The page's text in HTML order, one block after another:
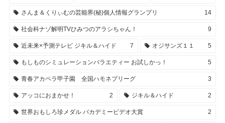
さんま＆くりぃむの芸能界(秘)個人情報グランプリ 14
社会科ナゾ解明TVひみつのアラシちゃん！ 9
近未来×予測テレビ ジキル＆ハイド 7 オジサンズ１１ 5
もしものシミュレーションバラエティー お試しかっ！ 5
青春アカペラ甲子園 全国ハモネプリーグ 3
アッコにおまかせ！ 2 ジキル＆ハイド 2
世界おもしろ珍メダル バカデミービデオ大賞 2